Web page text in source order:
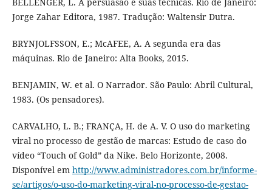
BELLENGER, L. A persuasão e suas técnicas. Rio de Janeiro:
Jorge Zahar Editora, 1987. Tradução: Waltensir Dutra.
BRYNJOLFSSON, E.; McAFEE, A. A segunda era das
máquinas. Rio de Janeiro: Alta Books, 2015.
BENJAMIN, W. et al. O Narrador. São Paulo: Abril Cultural,
1983. (Os pensadores).
CARVALHO, L. B.; FRANÇA, H. de A. V. O uso do marketing
viral no processo de gestão de marcas: Estudo de caso do
vídeo “Touch of Gold” da Nike. Belo Horizonte, 2008.
Disponível em http://www.administradores.com.br/informe-
se/artigos/o-uso-do-marketing-viral-no-processo-de-gestao-